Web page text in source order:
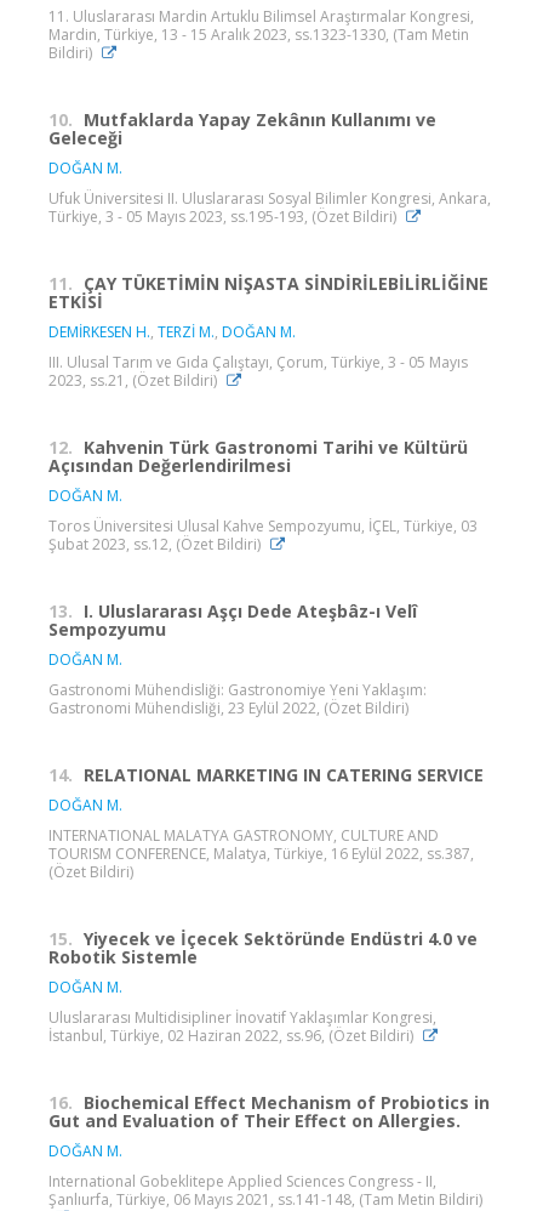
11. Uluslararası Mardin Artuklu Bilimsel Araştırmalar Kongresi,
Mardin, Türkiye, 13 - 15 Aralık 2023, ss.1323-1330, (Tam Metin
Bildiri)
10. Mutfaklarda Yapay Zekânın Kullanımı ve
Geleceği
DOĞAN M.
Ufuk Üniversitesi II. Uluslararası Sosyal Bilimler Kongresi, Ankara,
Türkiye, 3 - 05 Mayıs 2023, ss.195-193, (Özet Bildiri)
11. ÇAY TÜKETİMİN NİŞASTA SİNDİRİLEBİLİRLİĞİNE
ETKİSİ
DEMİRKESEN H., TERZİ M., DOĞAN M.
III. Ulusal Tarım ve Gıda Çalıştayı, Çorum, Türkiye, 3 - 05 Mayıs
2023, ss.21, (Özet Bildiri)
12. Kahvenin Türk Gastronomi Tarihi ve Kültürü
Açısından Değerlendirilmesi
DOĞAN M.
Toros Üniversitesi Ulusal Kahve Sempozyumu, İÇEL, Türkiye, 03
Şubat 2023, ss.12, (Özet Bildiri)
13. I. Uluslararası Aşçı Dede Ateşbâz-ı Velî
Sempozyumu
DOĞAN M.
Gastronomi Mühendisliği: Gastronomiye Yeni Yaklaşım:
Gastronomi Mühendisliği, 23 Eylül 2022, (Özet Bildiri)
14. RELATIONAL MARKETING IN CATERING SERVICE
DOĞAN M.
INTERNATIONAL MALATYA GASTRONOMY, CULTURE AND
TOURISM CONFERENCE, Malatya, Türkiye, 16 Eylül 2022, ss.387,
(Özet Bildiri)
15. Yiyecek ve İçecek Sektöründe Endüstri 4.0 ve
Robotik Sistemle
DOĞAN M.
Uluslararası Multidisipliner İnovatif Yaklaşımlar Kongresi,
İstanbul, Türkiye, 02 Haziran 2022, ss.96, (Özet Bildiri)
16. Biochemical Effect Mechanism of Probiotics in
Gut and Evaluation of Their Effect on Allergies.
DOĞAN M.
International Gobeklitepe Applied Sciences Congress - II,
Şanlıurfa, Türkiye, 06 Mayıs 2021, ss.141-148, (Tam Metin Bildiri)